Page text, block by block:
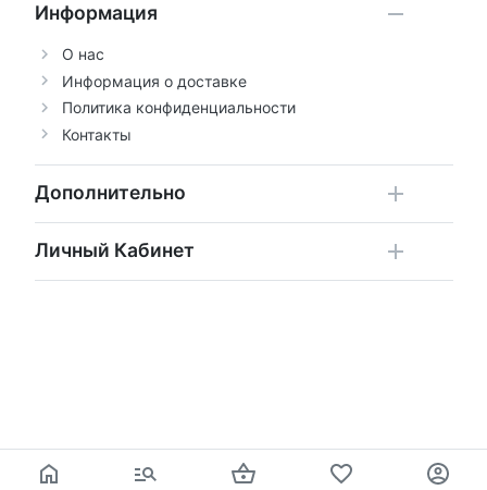
Информация
О нас
Информация о доставке
Политика конфиденциальности
Контакты
Дополнительно
Личный Кабинет